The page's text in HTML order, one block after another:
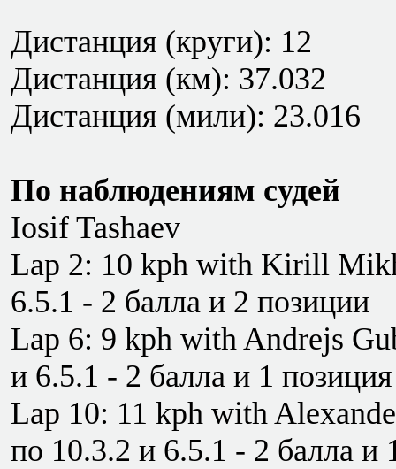
Дистанция (круги): 12
Дистанция (км): 37.032
Дистанция (мили): 23.016
По наблюдениям судей
Iosif Tashaev
Lap 2: 10 kph with Kirill
6.5.1 - 2 балла и 2 позиции
Lap 6: 9 kph with Andrejs
и 6.5.1 - 2 балла и 1 позиция
Lap 10: 11 kph with
по 10.3.2 и 6.5.1 - 2 балла и